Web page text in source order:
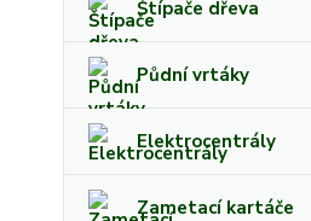
Štípače dřeva
Půdní vrtáky
Elektrocentrály
Zametací kartáče